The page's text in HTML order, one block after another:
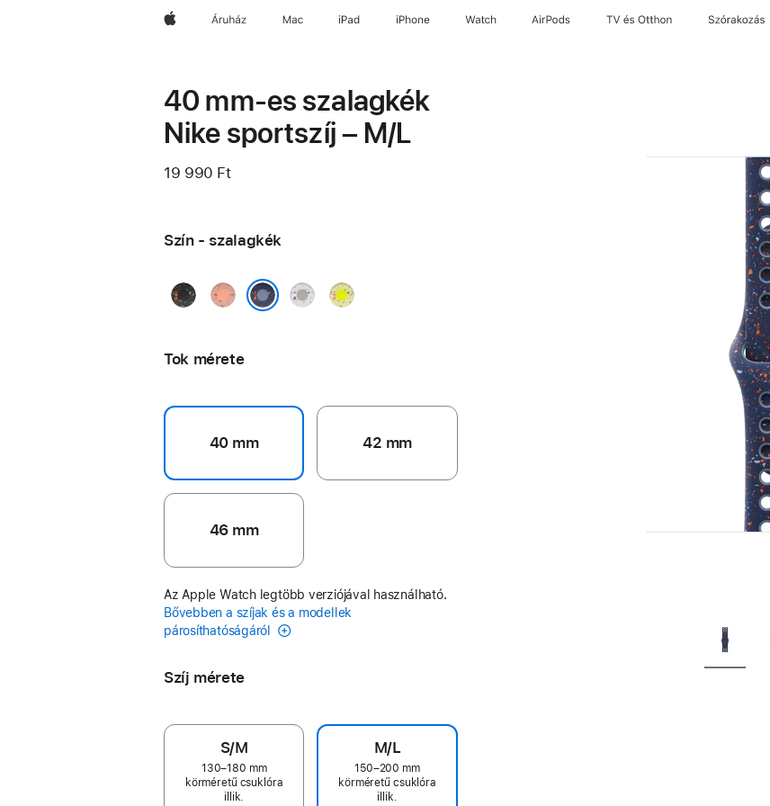
AppleÁruház Mac iPad iPhone Watch AirPods TV és Otthon Szórakozás
40 mm-es szalagkék
Nike sportszíj – M/L
19 990 Ft
Szín - szalagkék
éjféli
naplemente-
rózsaszín
fátyolszürke
neonzöld
Tok mérete
40 mm 42 mm
46 mm
Az Apple Watch legtöbb verziójával használható.
Bővebben a szíjak és a modellek
párosíthatóságáról
Szíj mérete
S/M
130–180 mm
körméretű csuklóra
illik.
M/L
150–200 mm
körméretű csuklóra
illik.